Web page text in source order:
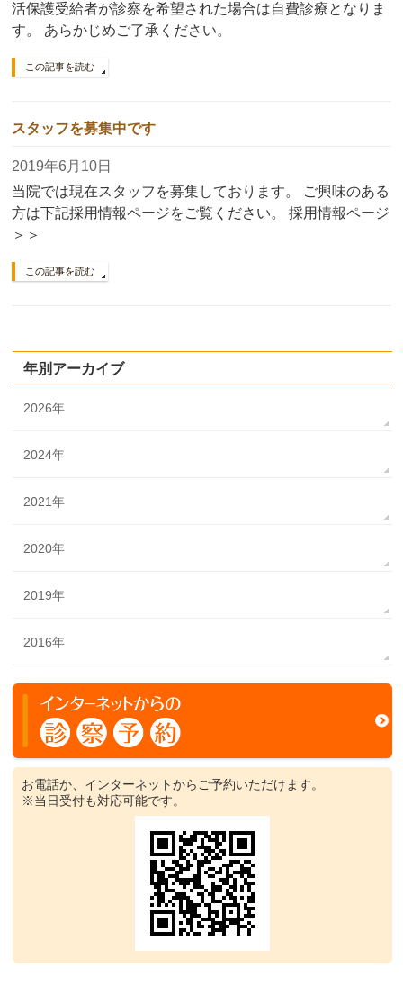
活保護受給者が診察を希望された場合は自費診療となりま
す。 あらかじめご了承ください。
この記事を読む
スタッフを募集中です
2019年6月10日
当院では現在スタッフを募集しております。 ご興味のある
方は下記採用情報ページをご覧ください。 採用情報ページ
＞＞
この記事を読む
年別アーカイブ
2026年
2024年
2021年
2020年
2019年
2016年
お電話か、インターネットからご予約いただけます。
※当日受付も対応可能です。